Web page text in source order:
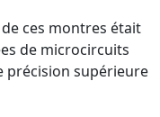
ces montres était
de microcircuits
précision supérieure